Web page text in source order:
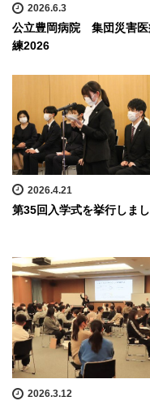
2026.6.3
公立豊岡病院 集団災害医
練2026
2026.4.21
第35回入学式を挙行しま
2026.3.12